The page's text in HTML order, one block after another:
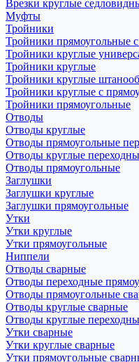
Врезки круглые
Муфты
Тройники
Тройники прямоугольные с
Тройники круглые
Тройники круглые
Тройники круглые
Тройники круглые с
Тройники прямоугольные
Отводы
Отводы круглые
Отводы прямоугольные
Отводы круглые
Отводы прямоугольные
Заглушки
Заглушки круглые
Заглушки прямоугольные
Утки
Утки круглые
Утки прямоугольные
Ниппели
Отводы сварные
Отводы переходные
Отводы прямоугольные
Отводы круглые сварные
Отводы круглые
Утки сварные
Утки круглые сварные
Утки прямоугольные